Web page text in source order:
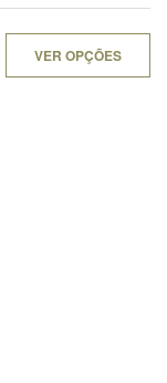
VER OPÇÕES